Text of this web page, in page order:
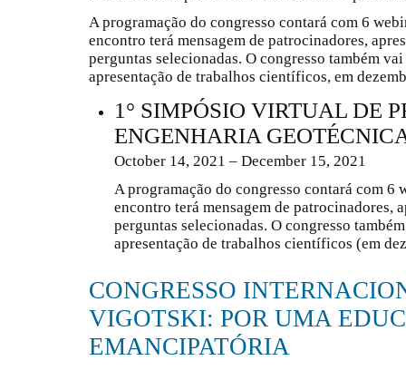
A programação do congresso contará com 6
encontro terá mensagem de patrocinadores,
perguntas selecionadas. O congresso também
apresentação de trabalhos científicos, em
1° SIMPÓSIO VIRTUAL DE
ENGENHARIA
October 14, 2021 – December 15, 2021
A programação do congresso contará com 6
encontro terá mensagem de patrocinadores,
perguntas selecionadas. O congresso
apresentação de trabalhos científicos (em
CONGRESSO
VIGOTSKI: POR UMA
EMANCIPATÓRIA